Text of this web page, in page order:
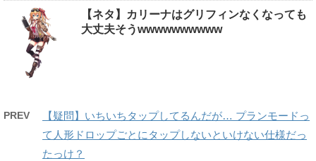
【ネタ】カリーナはグリフィンなくなっても
大丈夫そうwwwwwwwwww
PREV
【疑問】いちいちタップしてるんだが… プランモードっ
て人形ドロップごとにタップしないといけない仕様だっ
たっけ？